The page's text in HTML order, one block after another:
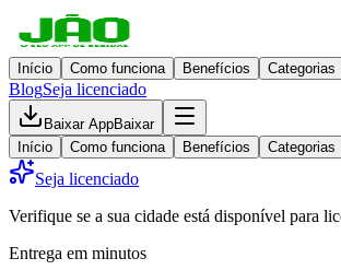
Início Como funciona Benefícios Categorias
BlogSeja licenciado
Baixar AppBaixar
Início
Como funciona Benefícios Categorias
Seja licenciado
Verifique se a sua cidade está disponível para
Entrega em minutos